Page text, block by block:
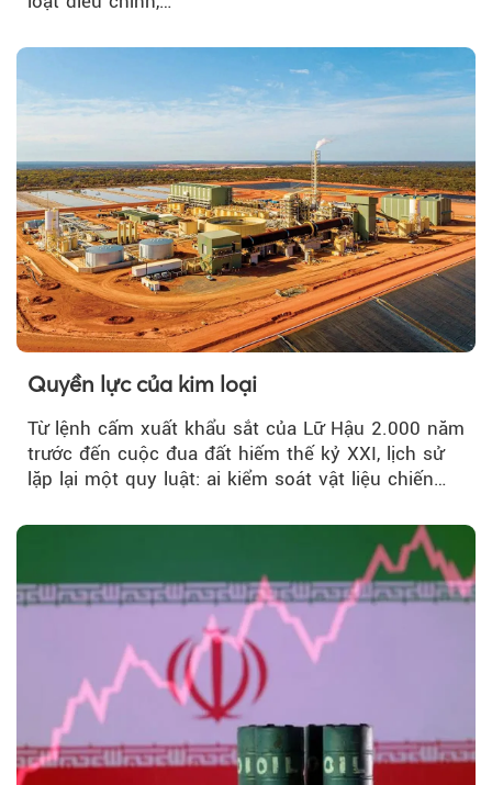
Quyền lực của kim loại
Từ lệnh cấm xuất khẩu sắt của Lữ Hậu 2.000 năm
trước đến cuộc đua đất hiếm thế kỷ XXI, lịch sử
lặp lại một quy luật: ai kiểm soát vật liệu chiến